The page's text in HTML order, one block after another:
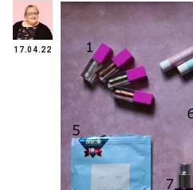
17.04.22